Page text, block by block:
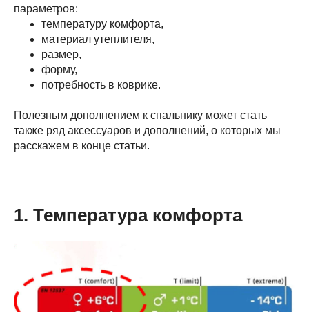
параметров:
температуру комфорта,
материал утеплителя,
размер,
форму,
потребность в коврике.
Полезным дополнением к спальнику может стать
также ряд аксессуаров и дополнений, о которых мы
расскажем в конце статьи.
1. Температура комфорта